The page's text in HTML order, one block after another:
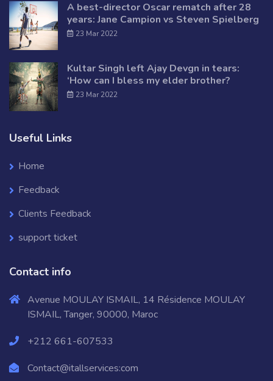
A best-director Oscar rematch after 28
years: Jane Campion vs Steven Spielberg
23 Mar 2022
Kultar Singh left Ajay Devgn in tears:
‘How can I bless my elder brother?
23 Mar 2022
Useful Links
Home
Feedback
Clients Feedback
support ticket
Contact info
Avenue MOULAY ISMAIL, 14 Résidence MOULAY
ISMAIL, Tanger, 90000, Maroc
+212 661-607533
Contact@itallservices:com